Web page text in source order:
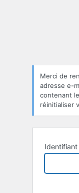
oublié
Merci de
adresse e-
contenant
réinitialiser
Identifiant